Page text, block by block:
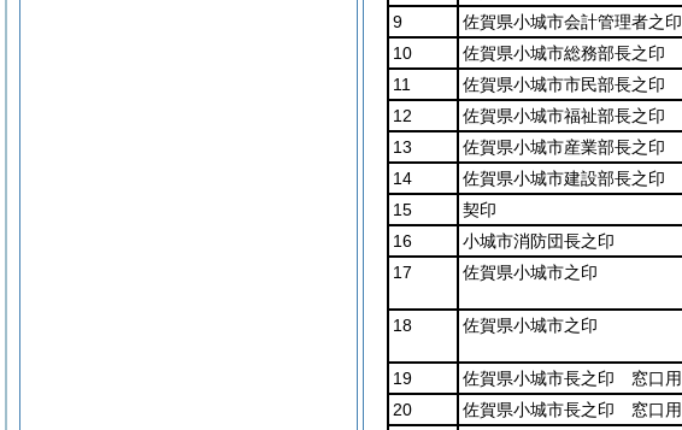
9
佐賀県小城市会計管理者之印
10
佐賀県小城市総務部長之印
11
佐賀県小城市市民部長之印
12
佐賀県小城市福祉部長之印
13
佐賀県小城市産業部長之印
14
佐賀県小城市建設部長之印
15
契印
16
小城市消防団長之印
17
佐賀県小城市之印
18 佐賀県小城市之印
19 佐賀県小城市長之印 窓口用
20
佐賀県小城市長之印 窓口用